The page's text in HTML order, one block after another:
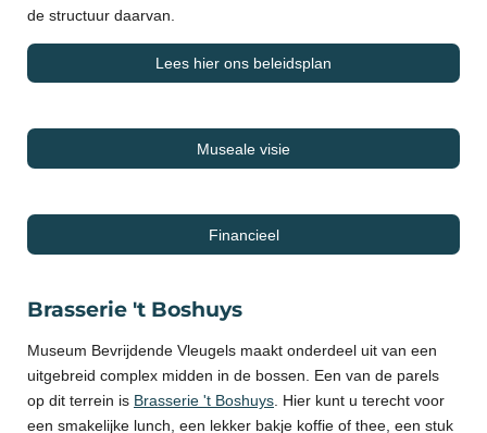
de structuur daarvan.
Lees hier ons beleidsplan
Museale visie
Financieel
Brasserie 't Boshuys
Museum Bevrijdende Vleugels maakt onderdeel uit van een
uitgebreid complex midden in de bossen. Een van de parels
op dit terrein is Brasserie 't Boshuys . Hier kunt u terecht voor
een smakelijke lunch, een lekker bakje koffie of thee, een stuk